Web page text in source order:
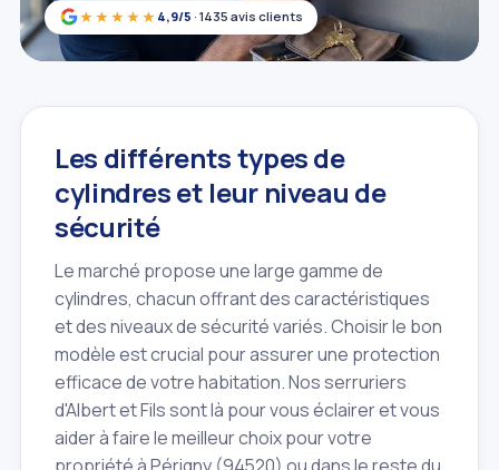
★★★★★ 4,9/5 · 1435 avis clients
Les différents types de
cylindres et leur niveau de
sécurité
Le marché propose une large gamme de
cylindres, chacun offrant des caractéristiques
et des niveaux de sécurité variés. Choisir le bon
modèle est crucial pour assurer une protection
efficace de votre habitation. Nos serruriers
d'Albert et Fils sont là pour vous éclairer et vous
aider à faire le meilleur choix pour votre